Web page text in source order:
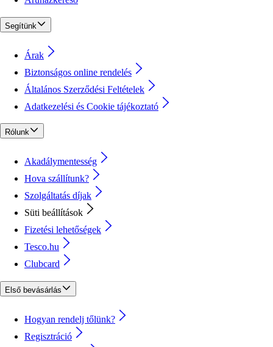
Segítünk
Árak
Biztonságos online rendelés
Általános Szerződési Feltételek
Adatkezelési és Cookie tájékoztató
Rólunk
Akadálymentesség
Hova szállítunk?
Szolgáltatás díjak
Süti beállítások
Fizetési lehetőségek
Tesco.hu
Clubcard
Első bevásárlás
Hogyan rendelj tőlünk?
Regisztráció